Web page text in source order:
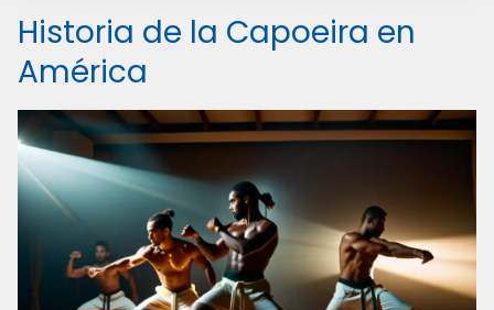
Historia de la Capoeira en
América